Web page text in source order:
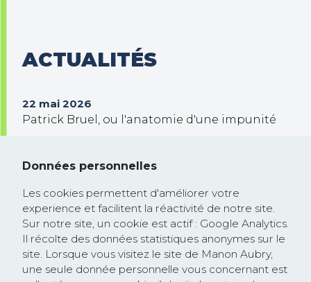
ACTUALITÉS
22 mai 2026
Patrick Bruel, ou l'anatomie d'une impunité
Trump veut prendre le contrôle de Gaza !
26 février 2025
Communiqué de presse : la Commission
européenne rejoint la course à la
dérégulation lancée par les Etats-Unis et
saccage les textes protégeant les droits
humains et l’environnement
Données personnelles
Les cookies permettent d'améliorer votre
experience et facilitent la réactivité de notre site.
Sur notre site, un cookie est actif : Google Analytics.
Il récolte des données statistiques anonymes sur le
site. Lorsque vous visitez le site de Manon Aubry,
une seule donnée personnelle vous concernant est